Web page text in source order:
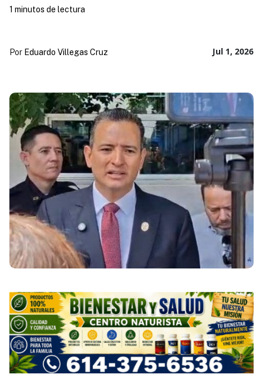
Jul 1, 2026
Por Eduardo Villegas Cruz
1 minutos de lectura